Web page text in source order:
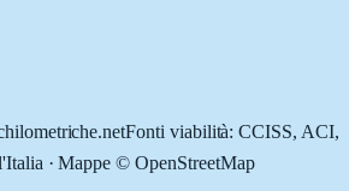
Fonti viabilità: CCISS, ACI,
· Mappe © OpenStreetMap